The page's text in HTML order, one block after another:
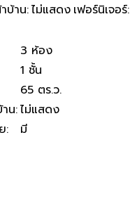
บ้าน:ไม่แสดง เฟอร์นิเจอร์:
3 ห้อง
1 ชั้น
65 ตร.ว.
น:ไม่แสดง
:
มี